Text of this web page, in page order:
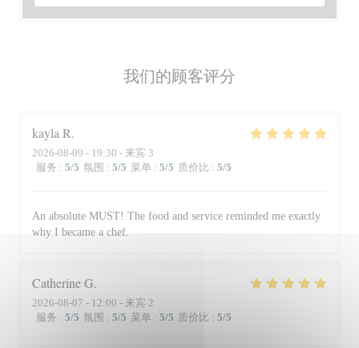
我们的顾客评分
kayla R
2026-08-09 - 19:30 - 来宾 3
服务 : 5/5 氛围 : 5/5 菜单 : 5/5 质价比 : 5/5
An absolute MUST! The food and service reminded me exactly
why I became a chef.
CatherineG
2026-08-07 - 12:00 - 来宾 2
服务 : 5/5 氛围 : 5/5 菜单 : 5/5 质价比 : 5/5